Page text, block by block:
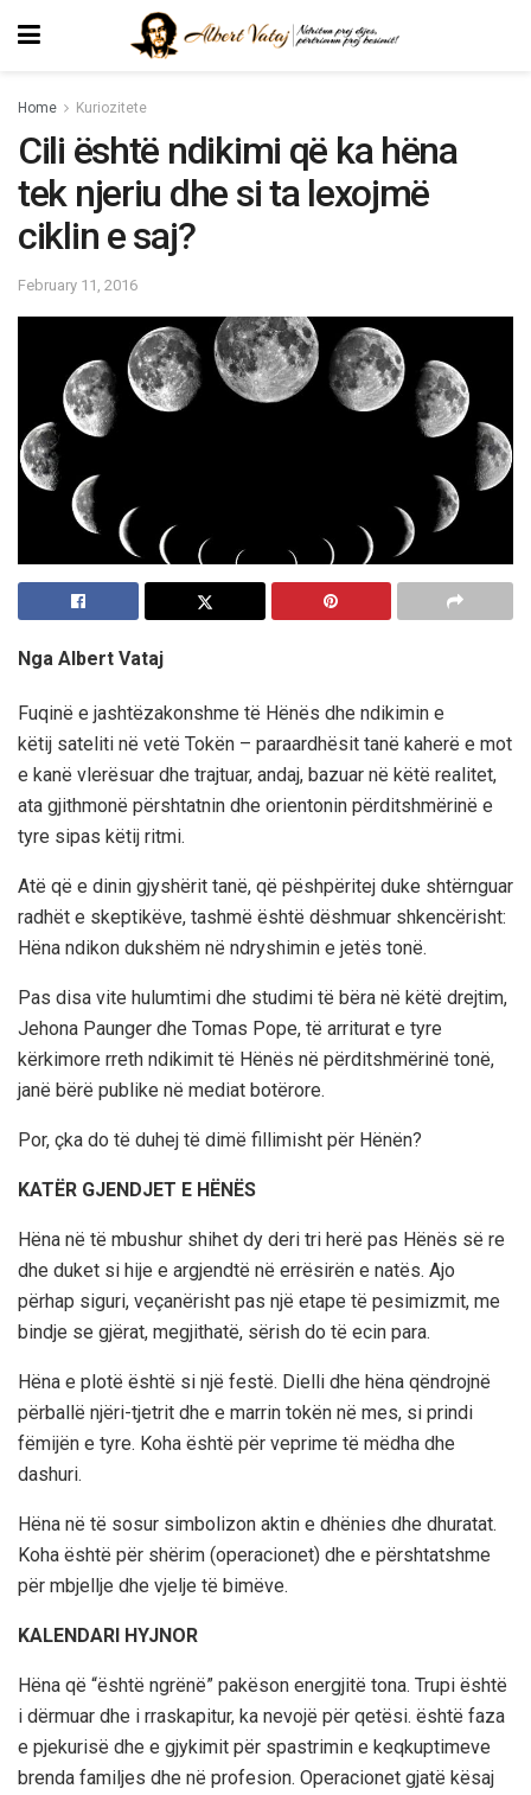
Home Kuriozitete
Cili është ndikimi që ka hëna
tek njeriu dhe si ta lexojmë
ciklin e saj?
February 11, 2016
Nga Albert Vataj
Fuqinë e jashtëzakonshme të Hënës dhe ndikimin e
këtij sateliti në vetë Tokën – paraardhësit tanë kaherë e mot
e kanë vlerësuar dhe trajtuar, andaj, bazuar në këtë realitet,
ata gjithmonë përshtatnin dhe orientonin përditshmërinë e
tyre sipas këtij ritmi.
Atë që e dinin gjyshërit tanë, që pëshpëritej duke shtërnguar
radhët e skeptikëve, tashmë është dëshmuar shkencërisht:
Hëna ndikon dukshëm në ndryshimin e jetës tonë.
Pas disa vite hulumtimi dhe studimi të bëra në këtë drejtim,
Jehona Paunger dhe Tomas Pope, të arriturat e tyre
kërkimore rreth ndikimit të Hënës në përditshmërinë tonë,
janë bërë publike në mediat botërore.
Por, çka do të duhej të dimë fillimisht për Hënën?
KATËR GJENDJET E HËNËS
Hëna në të mbushur shihet dy deri tri herë pas Hënës së re
dhe duket si hije e argjendtë në errësirën e natës. Ajo
përhap siguri, veçanërisht pas një etape të pesimizmit, me
bindje se gjërat, megjithatë, sërish do të ecin para.
Hëna e plotë është si një festë. Dielli dhe hëna qëndrojnë
përballë njëri-tjetrit dhe e marrin tokën në mes, si prindi
fëmijën e tyre. Koha është për veprime të mëdha dhe
dashuri.
Hëna në të sosur simbolizon aktin e dhënies dhe dhuratat.
Koha është për shërim (operacionet) dhe e përshtatshme
për mbjellje dhe vjelje të bimëve.
KALENDARI HYJNOR
Hëna që “është ngrënë” pakëson energjitë tona. Trupi është
i dërmuar dhe i rraskapitur, ka nevojë për qetësi. është faza
e pjekurisë dhe e gjykimit për spastrimin e keqkuptimeve
brenda familjes dhe në profesion. Operacionet gjatë kësaj